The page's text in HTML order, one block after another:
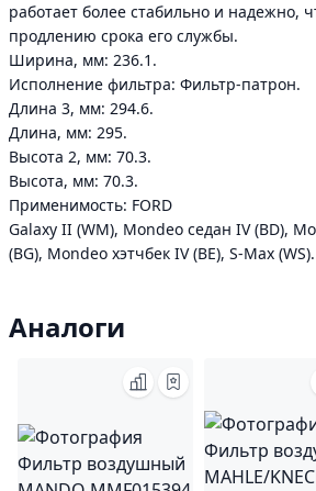
работает более стабильно и надежно,
продлению срока его службы.
Ширина, мм: 236.1.
Исполнение фильтра: Фильтр-патрон.
Длина 3, мм: 294.6.
Длина, мм: 295.
Высота 2, мм: 70.3.
Высота, мм: 70.3.
Применимость: FORD
Galaxy II (WM), Mondeo седан IV (BD),
(BG), Mondeo хэтчбек IV (BE), S-Max (WS).
Аналоги